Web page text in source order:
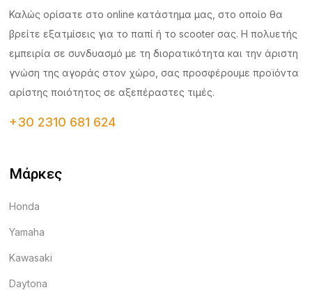
Καλώς ορίσατε στο online κατάστημα μας, στο οποίο θα
βρείτε εξατμίσεις για το παπί ή το scooter σας. Η πολυετής
εμπειρία σε συνδυασμό με τη διορατικότητα και την άριστη
γνώση της αγοράς στον χώρο, σας προσφέρουμε προϊόντα
αρίστης ποιότητος σε αξεπέραστες τιμές.
+30 2310 681 624
Μάρκες
Honda
Yamaha
Kawasaki
Daytona